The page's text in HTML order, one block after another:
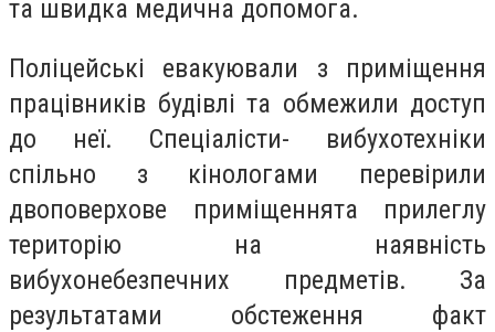
та швидка медична допомога.
Поліцейські евакуювали з приміщення
працівників будівлі та обмежили доступ
до неї. Спеціалісти- вибухотехніки
спільно з кінологами перевірили
двоповерхове приміщеннята прилеглу
територію на наявність
вибухонебезпечних предметів. За
результатами обстеження факт